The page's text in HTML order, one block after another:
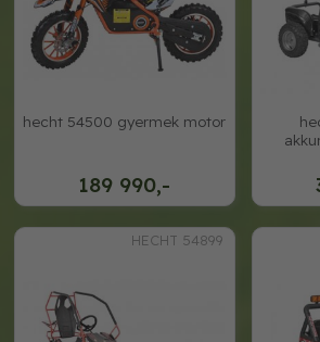
189 990,-
hecht 54500 gyermek motor
HECHT 54899